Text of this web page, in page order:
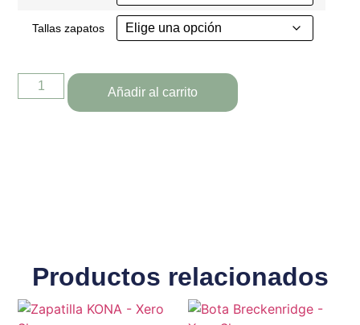
Tallas zapatos
Añadir al carrito
Productos relacionados